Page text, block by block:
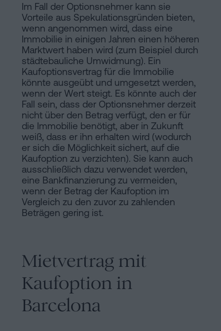
Im Fall der Optionsnehmer kann sie
Vorteile aus Spekulationsgründen bieten,
wenn angenommen wird, dass eine
Immobilie in einigen Jahren einen höheren
Marktwert haben wird (zum Beispiel durch
städtebauliche Umwidmung). Ein
Kaufoptionsvertrag für die Immobilie
könnte ausgeübt und umgesetzt werden,
wenn der Wert steigt. Es könnte auch der
Fall sein, dass der Optionsnehmer derzeit
nicht über den Betrag verfügt, den er für
die Immobilie benötigt, aber in Zukunft
weiß, dass er ihn erhalten wird (wodurch
er sich die Möglichkeit sichert, auf die
Kaufoption zu verzichten). Sie kann auch
ausschließlich dazu verwendet werden,
eine Bankfinanzierung zu vermeiden,
wenn der Betrag der Kaufoption im
Vergleich zu den zuvor zu zahlenden
Beträgen gering ist.
Mietvertrag mit
Kaufoption in
Barcelona